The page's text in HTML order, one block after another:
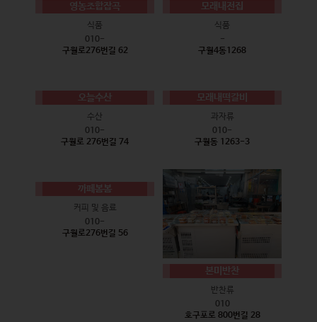
영농조합잡곡
식품
010-
구월로276번길 62
모래내전집
식품
-
구월4동1268
오늘수산
수산
010-
구월로 276번길 74
모래내떡갈비
과자류
010-
구월동 1263-3
까페봄봄
커피 및 음료
010-
구월로276번길 56
본미반찬
반찬류
010
호구포로 800번길 28